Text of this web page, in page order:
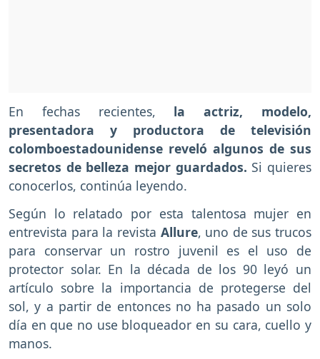
En fechas recientes, la actriz, modelo,
presentadora y productora de televisión
colomboestadounidense reveló algunos de sus
secretos de belleza mejor guardados. Si quieres
conocerlos, continúa leyendo.
Según lo relatado por esta talentosa mujer en
entrevista para la revista Allure, uno de sus trucos
para conservar un rostro juvenil es el uso de
protector solar. En la década de los 90 leyó un
artículo sobre la importancia de protegerse del
sol, y a partir de entonces no ha pasado un solo
día en que no use bloqueador en su cara, cuello y
manos.